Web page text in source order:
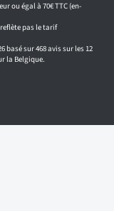
ou égal à 70€ TTC (en-
pas le tarif
basé sur 468 avis sur les 12
la Belgique.